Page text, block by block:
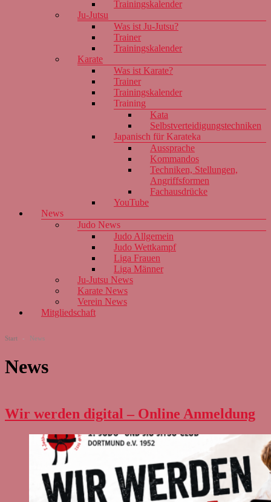
Trainingskalender
Ju-Jutsu
Was ist Ju-Jutsu?
Trainer
Trainingskalender
Karate
Was ist Karate?
Trainer
Trainingskalender
Training
Kata
Selbstverteidigungstechniken
Japanisch für Karateka
Aussprache
Kommandos
Techniken, Stellungen,
Angriffsformen
Fachausdrücke
YouTube
News
Judo News
Judo Allgemein
Judo Wettkampf
Liga Frauen
Liga Männer
Ju-Jutsu News
Karate News
Verein News
Mitgliedschaft
Start - News
News
Wir werden digital – Online Anmeldung